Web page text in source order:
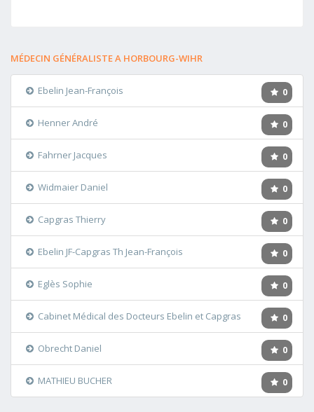
MÉDECIN GÉNÉRALISTE A HORBOURG-WIHR
0
Ebelin Jean-François
0
Henner André
0
Fahrner Jacques
0
Widmaier Daniel
0
Capgras Thierry
0
Ebelin JF-Capgras Th Jean-François
0
Eglès Sophie
0
Cabinet Médical des Docteurs Ebelin et Capgras
0
Obrecht Daniel
0
MATHIEU BUCHER